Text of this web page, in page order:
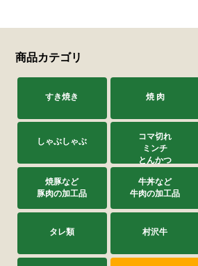
商品カテゴリ
すき焼き 焼 肉
しゃぶしゃぶ
コマ切れ
ミンチ
とんかつ
焼豚など
豚肉の加工品
牛丼など
牛肉の加工品
タレ類 村沢牛